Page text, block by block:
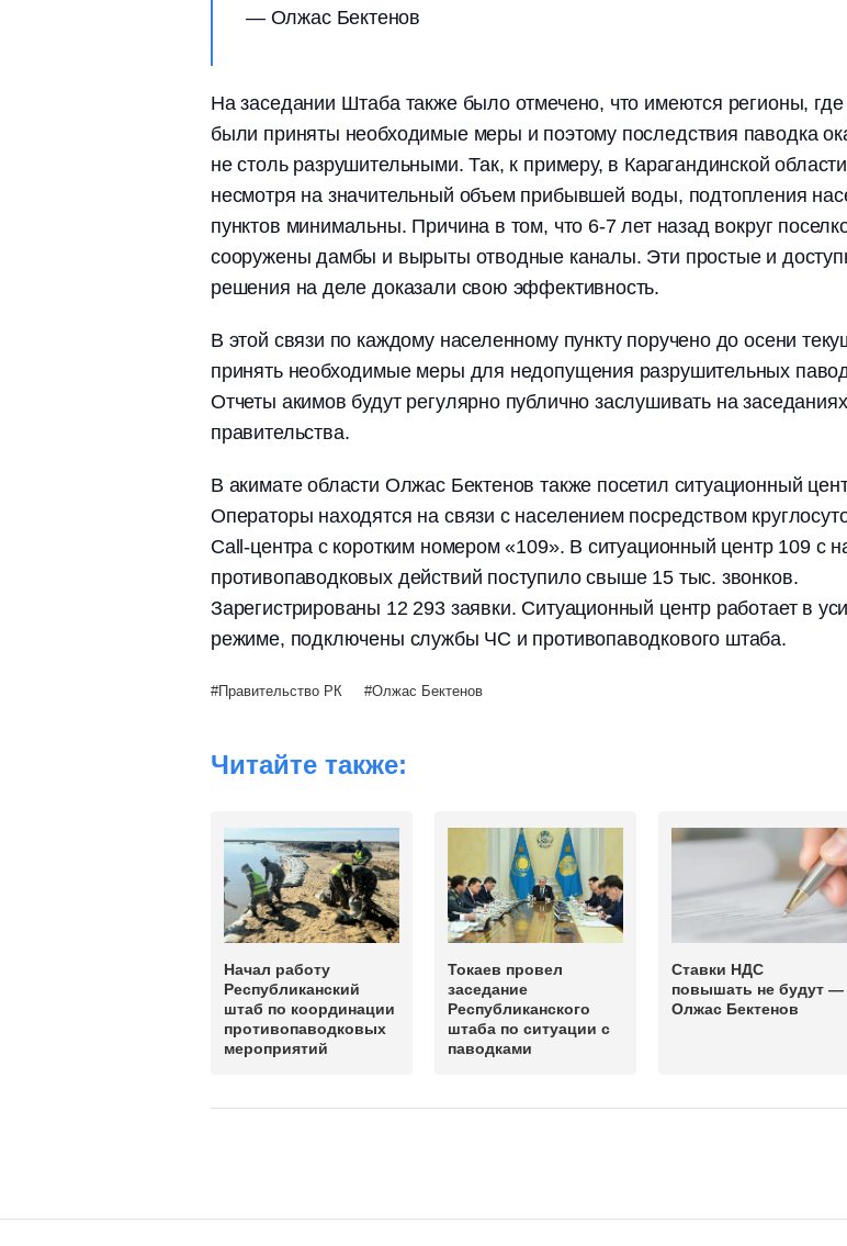
— Олжас Бектенов
На заседании Штаба также было отмечено, что имеются регионы,
были приняты необходимые меры и поэтому последствия паводка
не столь разрушительными. Так, к примеру, в Карагандинской
несмотря на значительный объем прибывшей воды, подтопления
пунктов минимальны. Причина в том, что 6-7 лет назад вокруг
сооружены дамбы и вырыты отводные каналы. Эти простые и
решения на деле доказали свою эффективность.
В этой связи по каждому населенному пункту поручено до осени
принять необходимые меры для недопущения разрушительных
Отчеты акимов будут регулярно публично заслушивать на заседаниях
правительства.
В акимате области Олжас Бектенов также посетил ситуационный
Операторы находятся на связи с населением посредством
Call-центра с коротким номером «109». В ситуационный центр 109 с
противопаводковых действий поступило свыше 15 тыс. звонков.
Зарегистрированы 12 293 заявки. Ситуационный центр работает в
режиме, подключены службы ЧС и противопаводкового штаба.
Правительство РК Олжас Бектенов
Читайте также:
Начал работу
Республиканский
штаб по координации
противопаводковых
мероприятий
Токаев провел
заседание
Республиканского
штаба по ситуации с
паводками
Ставки НДС
повышать не будут —
Олжас Бектенов